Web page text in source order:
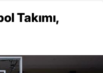
Takımı,